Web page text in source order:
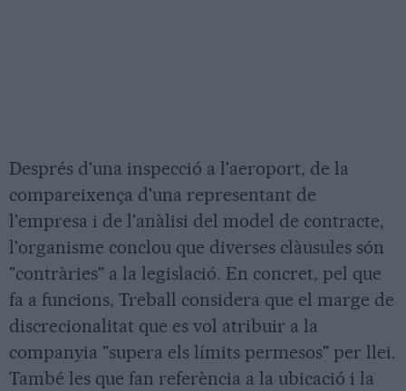
Després d'una inspecció a l'aeroport, de la
compareixença d'una representant de
l'empresa i de l'anàlisi del model de contracte,
l'organisme conclou que diverses clàusules són
"contràries" a la legislació. En concret, pel que
fa a funcions, Treball considera que el marge de
discrecionalitat que es vol atribuir a la
companyia "supera els límits permesos" per llei.
També les que fan referència a la ubicació i la